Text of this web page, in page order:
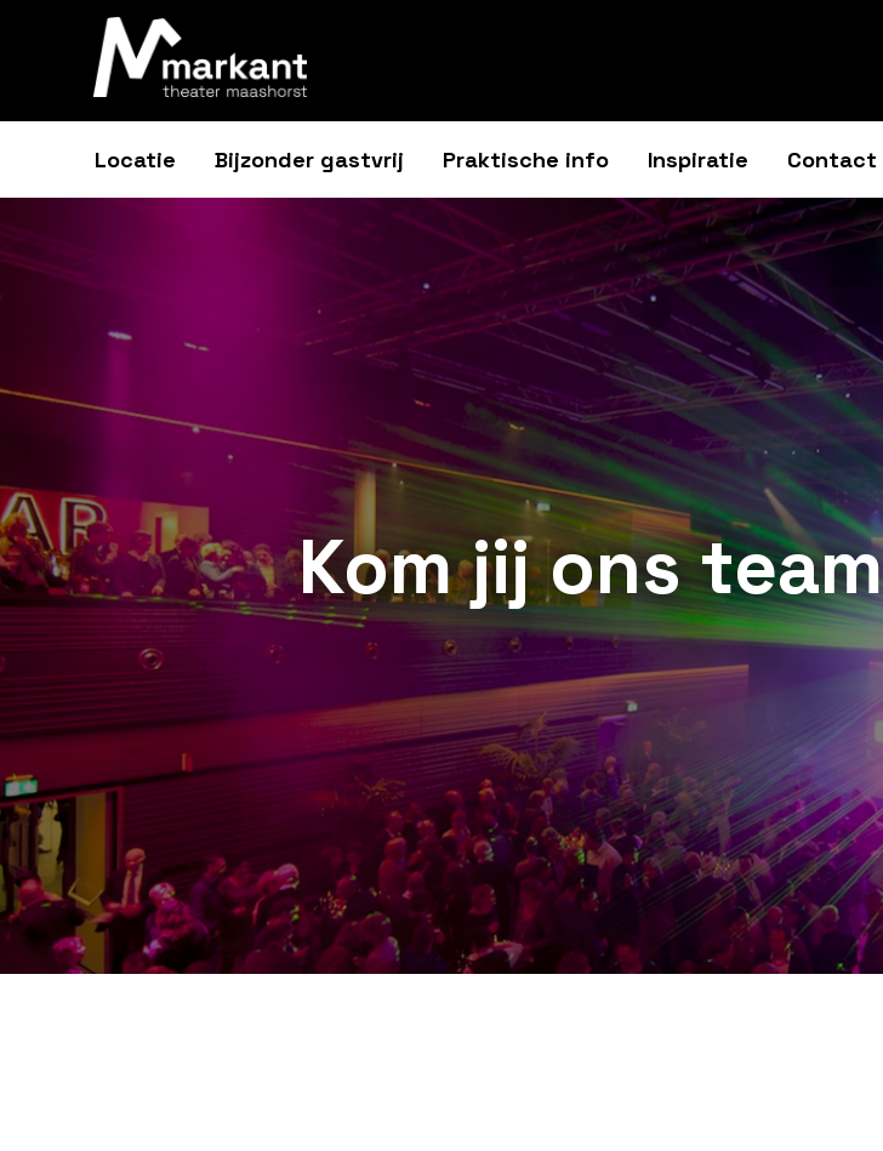
Locatie Bijzonder gastvrij Praktische info Inspiratie Contact
Kom jij ons